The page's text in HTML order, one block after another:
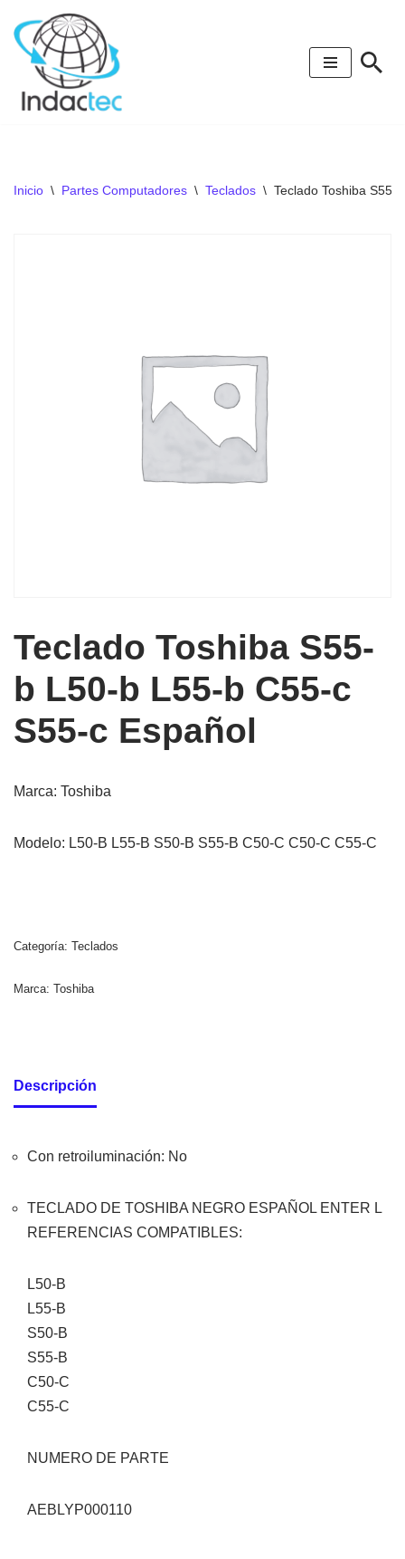
Saltar
contenido
Inicio \ Partes Computadores \ Teclados \ Teclado Toshiba S55-
Teclado Toshiba S55-
b L50-b L55-b C55-c
S55-c Español
Marca: Toshiba
Modelo: L50-B L55-B S50-B S55-B C50-C C50-C C55-C
Categoría: Teclados
Marca: Toshiba
Descripción
Con retroiluminación: No
TECLADO DE TOSHIBA NEGRO ESPAÑOL ENTER L
REFERENCIAS COMPATIBLES:
L50-B
L55-B
S50-B
S55-B
C50-C
C55-C
NUMERO DE PARTE
AEBLYP000110